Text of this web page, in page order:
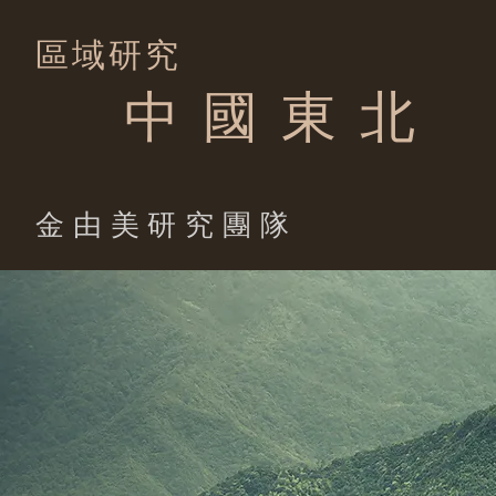
區域研究
中 國 東 北
​金由美研究團隊